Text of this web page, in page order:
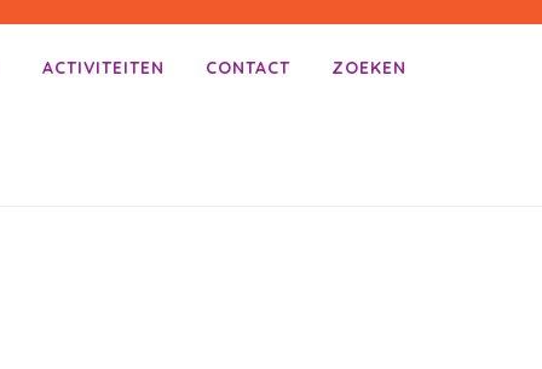
ACTIVITEITEN CONTACT ZOEKEN